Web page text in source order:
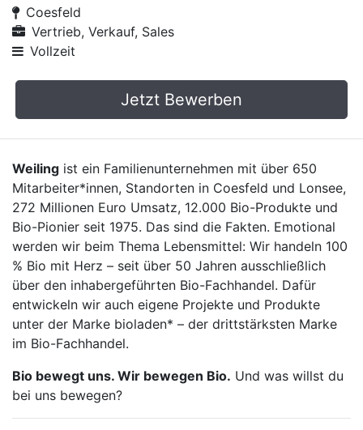
Coesfeld
Vertrieb, Verkauf, Sales
Vollzeit
Jetzt Bewerben
Weiling ist ein Familienunternehmen mit über 650
Mitarbeiter*innen, Standorten in Coesfeld und Lonsee,
272 Millionen Euro Umsatz, 12.000 Bio-Produkte und
Bio-Pionier seit 1975. Das sind die Fakten. Emotional
werden wir beim Thema Lebensmittel: Wir handeln 100
% Bio mit Herz – seit über 50 Jahren ausschließlich
über den inhabergeführten Bio-Fachhandel. Dafür
entwickeln wir auch eigene Projekte und Produkte
unter der Marke bioladen* – der drittstärksten Marke
im Bio-Fachhandel.
Bio bewegt uns. Wir bewegen Bio. Und was willst du
bei uns bewegen?